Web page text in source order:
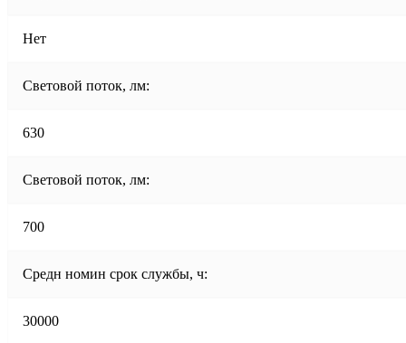
Нет
Световой поток, лм:
630
Световой поток, лм:
700
Средн номин срок службы, ч:
30000